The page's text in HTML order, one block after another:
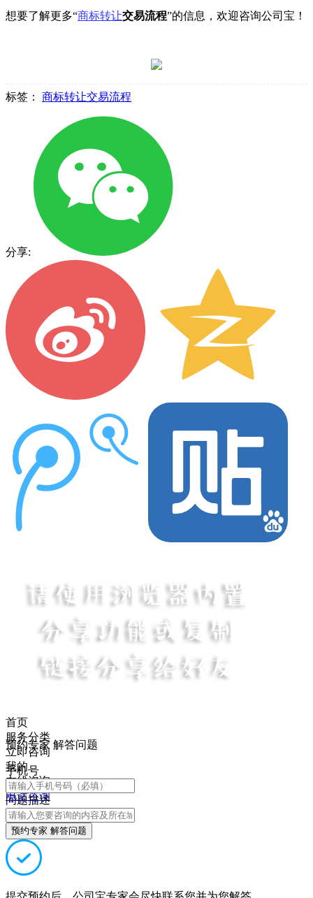
想要了解更多“商标转让交易流程”的信息，欢迎咨询公司宝！
标签： 商标转让交易流程
分享:
首页
服务分类
立即咨询
我的
在线咨询
电话咨询
预约专家 解答问题
手机号
问题描述
预约专家 解答问题